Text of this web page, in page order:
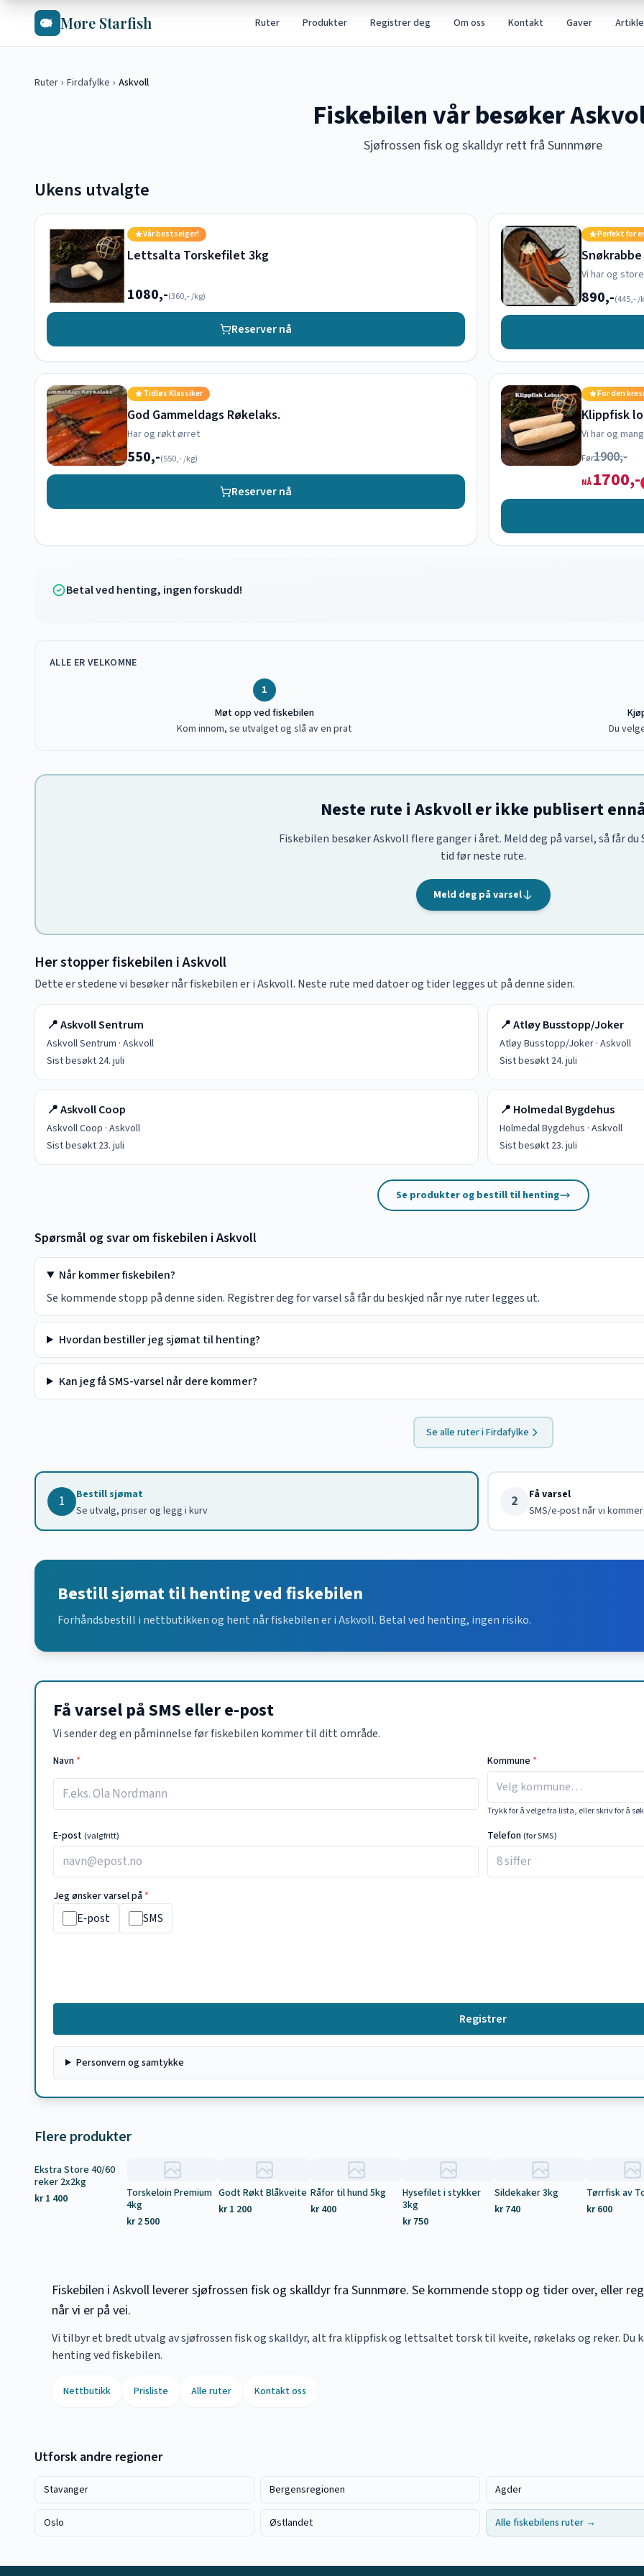
Hopp til hovedinnhold
Møre Starfish Ruter Produkter Registrer deg Om oss Kontakt Gaver
Ruter › Firdafylke › Askvoll
Fiskebilen vår besøker
Sjøfrossen fisk og skalldyr rett frå Sunnmøre
Ukens utvalgte
Vår bestselger!
Lettsalta Torskefilet 3kg
1080,-(360,-/kg)
Reserver nå
Perfekt for
Vi har og
890,-(445,-/
Tidløs Klassiker
God Gammeldags Røkelaks.
Har og røkt ørret
550,-(550,-/kg)
Reserver nå
For den
Klippfisk
Vi har og
Før1900,-
NÅ 1700,-
Betal ved henting, ingen forskudd!
ALLE ER VELKOMNE
1
Møt opp ved fiskebilen
Kom innom, se utvalget og slå av en prat
Du
Neste rute i Askvoll er ikke publisert
Fiskebilen besøker Askvoll flere ganger i året. Meld deg på varsel, så får du
tid før neste rute.
Meld deg på varsel
Her stopper fiskebilen iAskvoll
Dette er stedene vi besøker når fiskebilen er iAskvoll. Neste rute med datoer og tider legges ut på denne siden.
📍Askvoll Sentrum
Askvoll Sentrum · Askvoll
Sist besøkt 24. juli
📍Atløy Busstopp/Joker
Atløy Busstopp/Joker · Askvoll
Sist besøkt 24. juli
📍Askvoll Coop
Askvoll Coop · Askvoll
Sist besøkt 23. juli
📍 Holmedal Bygdehus
Holmedal Bygdehus · Askvoll
Sist besøkt 23. juli
Se produkter og bestill til henting
Spørsmål og svar om fiskebilen iAskvoll
Når kommer fiskebilen?
Se kommende stopp på denne siden. Registrer deg for varsel så får du beskjed når nye ruter legges ut.
Hvordan bestiller jeg sjømat til henting?
Kan jeg få SMS-varsel når dere kommer?
Se alle ruter iFirdafylke
1
Bestill sjømat
Se utvalg, priser og legg i kurv
2
Få varsel
SMS/e-post når vi kommer
Bestill sjømat til henting ved fiskebilen
Forhåndsbestill i nettbutikken og hent når fiskebilen er iAskvoll. Betal ved henting, ingen risiko.
Få varsel på SMS eller e-post
Vi sender deg en påminnelse før fiskebilen kommer til ditt område.
Navn * Kommune *
Trykk for å velge fra lista, eller skriv for å
E‑post (valgfritt) Telefon(for SMS)
Jeg ønsker varsel på *
E‑post SMS
Registrer
Personvern og samtykke
Flere produkter
Tilbud
Ekstra Store 40/60
reker 2x2kg
kr 1 400
Torskeloin Premium
4kg
kr 2 500
Godt Røkt Blåkveite
kr 1 200
Råfor til hund 5kg
kr 400
Hysefilet i stykker
3kg
kr 750
Sildekaker 3kg
kr 740
Tørrfisk av
kr 600
Fiskebilen i Askvoll leverer sjøfrossen fisk og skalldyr fra Sunnmøre. Se kommende stopp og tider over, eller
når vi er på vei.
Vi tilbyr et bredt utvalg av sjøfrossen fisk og skalldyr, alt fra klippfisk og lettsaltet torsk til kveite, røkelaks og reker. Du
henting ved fiskebilen.
Nettbutikk Prisliste Alle ruter Kontakt oss
Utforsk andre regioner
Stavanger Bergensregionen Agder
Oslo Østlandet Alle fiskebilens ruter →